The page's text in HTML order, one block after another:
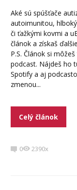
Aké sú spúšťače
autoimunitou,
či ťažkými kovmi a
článok a získaš
P.S. Článok si
podcast. Nájdeš ho
Spotify a aj
zmenou...
Celý článok
0 2390x